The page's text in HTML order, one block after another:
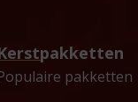
pakketten